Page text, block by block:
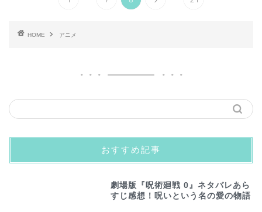
HOME アニメ
おすすめ記事
劇場版『呪術廻戦 0』ネタバレあら
すじ感想！呪いという名の愛の物語